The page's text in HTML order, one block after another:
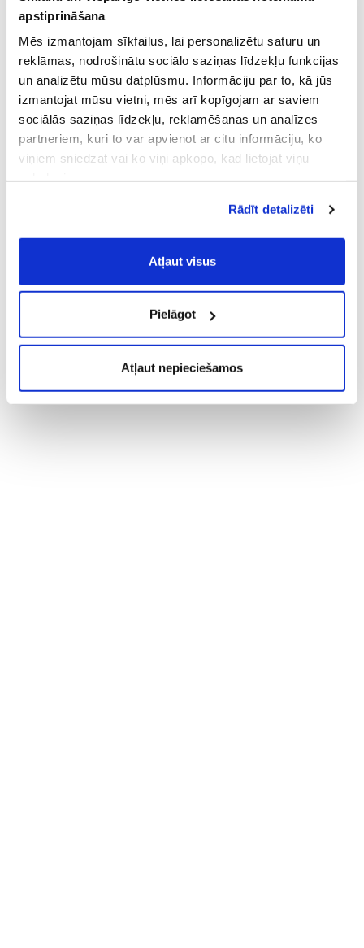
apstiprināšana
Mēs izmantojam sīkfailus, lai personalizētu saturu un
reklāmas, nodrošinātu sociālo saziņas līdzekļu funkcijas
un analizētu mūsu datplūsmu. Informāciju par to, kā jūs
izmantojat mūsu vietni, mēs arī kopīgojam ar saviem
sociālās saziņas līdzekļu, reklamēšanas un analīzes
partneriem, kuri to var apvienot ar citu informāciju, ko
viņiem sniedzat vai ko viņi apkopo, kad lietojat viņu
Vispārīgiem vietnes lietošanas
noteikumiem(saīsināti - VVLN).
Rādīt detalizēti
Atļaut visus
Pielāgot
Atļaut nepieciešamos